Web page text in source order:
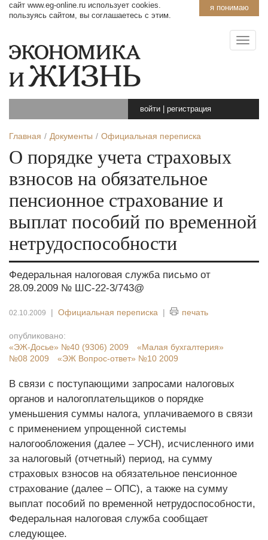
я понимаю
сайт www.eg-online.ru использует cookies.
пользуясь сайтом, вы соглашаетесь с этим.
войти регистрация
Главная Документы Официальная переписка
О порядке учета страховых
взносов на обязательное
пенсионное страхование и
выплат пособий по временной
нетрудоспособности
Федеральная налоговая служба письмо от
28.09.2009 № ШС-22-3/743@
02.10.2009 | Официальная переписка | печать
опубликовано:
«ЭЖ-Досье» №40 (9306) 2009
«Малая бухгалтерия»
№08 2009
«ЭЖ Вопрос-ответ» №10 2009
В связи с поступающими запросами налоговых
органов и налогоплательщиков о порядке
уменьшения суммы налога, уплачиваемого в связи
с применением упрощенной системы
налогообложения (далее – УСН), исчисленного ими
за налоговый (отчетный) период, на сумму
страховых взносов на обязательное пенсионное
страхование (далее – ОПС), а также на сумму
выплат пособий по временной нетрудоспособности,
Федеральная налоговая служба сообщает
следующее.